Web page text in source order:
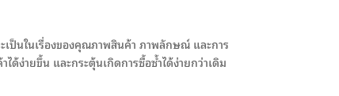
เป็นในเรื่องของคุณภาพสินค้า ภาพลักษณ์ และการ
ด้ง่ายขึ้น และกระตุ้นเกิดการซื้อซ้ำได้ง่ายกว่าเดิม